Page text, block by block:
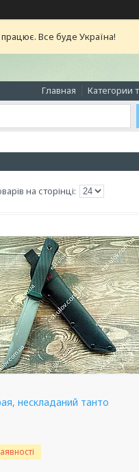
Все буде Україна!
Главная Категории
нескладаний танто